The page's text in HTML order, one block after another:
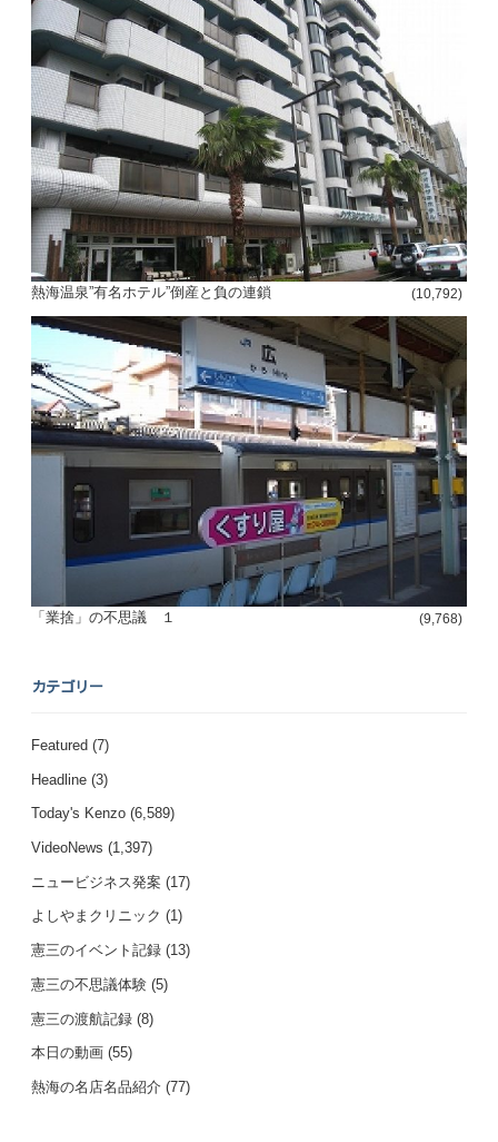
熱海温泉”有名ホテル”倒産と負の連鎖 (10,792)
「業捨」の不思議 １ (9,768)
カテゴリー
Featured (7)
Headline (3)
Today's Kenzo (6,589)
VideoNews (1,397)
ニュービジネス発案 (17)
よしやまクリニック (1)
憲三のイベント記録 (13)
憲三の不思議体験 (5)
憲三の渡航記録 (8)
本日の動画 (55)
熱海の名店名品紹介 (77)